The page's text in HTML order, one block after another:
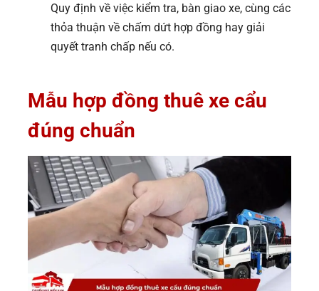
Quy định về việc kiểm tra, bàn giao xe, cùng các
thỏa thuận về chấm dứt hợp đồng hay giải
quyết tranh chấp nếu có.
Mẫu hợp đồng thuê xe cẩu
đúng chuẩn